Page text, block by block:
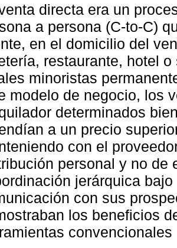
directa era un
a persona (C-to-C)
en el domicilio del
restaurante, hotel
minoristas
modelo de negocio, los
determinados
a un precio
con el
personal y no de
jerárquica
con sus
los beneficios